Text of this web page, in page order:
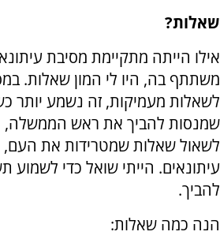
שאלות?
אילו הייתה מתקיימת מסיבת
משתתף בה, היו לי המון שאלות.
לשאלות מעמיקות, זה נשמע יותר
שמנסות להביך את ראש הממשלה,
לשאול שאלות שמטרידות את
עיתונאים. הייתי שואל כדי לשמוע
להביך.
הנה כמה שאלות: